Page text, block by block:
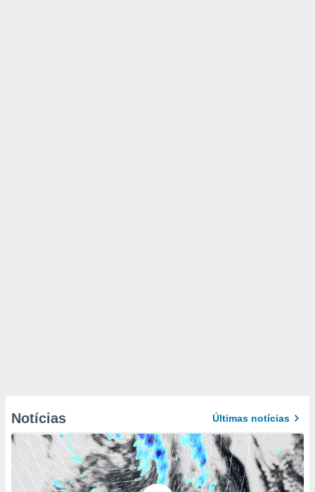
Notícias Últimas notícias